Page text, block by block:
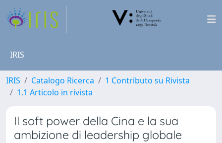
IRIS
IRIS Catalogo Ricerca
1 Contributo su Rivista
1.1 Articolo in rivista
Il soft power della Cina e la sua
ambizione di leadership globale